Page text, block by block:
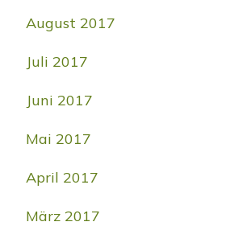
August 2017
Juli 2017
Juni 2017
Mai 2017
April 2017
März 2017